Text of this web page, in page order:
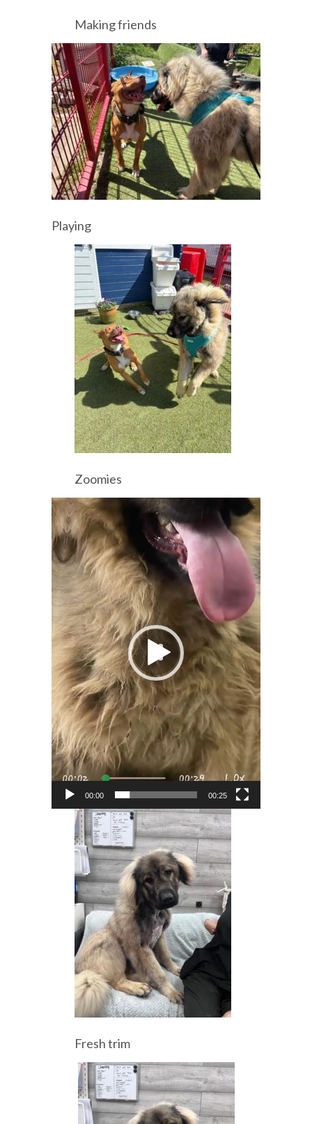
Making friends
Playing
Zoomies
Video
Player
00:00 00:25
Fresh trim